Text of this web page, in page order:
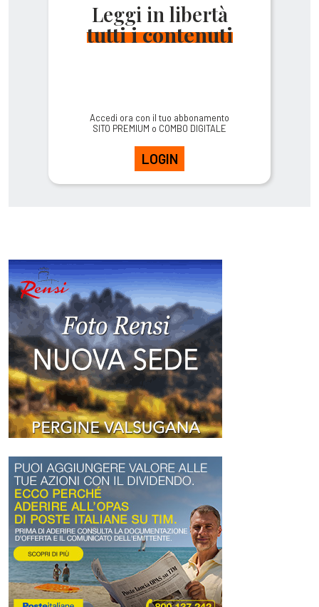
Leggi in libertà
tutti i contenuti
Accedi ora con il tuo abbonamento
SITO PREMIUM o COMBO DIGITALE
LOGIN